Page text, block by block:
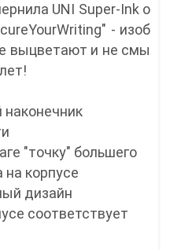
UNI Super-Ink о
- изоб
выцветают и не смы
"точку" большего
на корпусе
дизайн
соответствует